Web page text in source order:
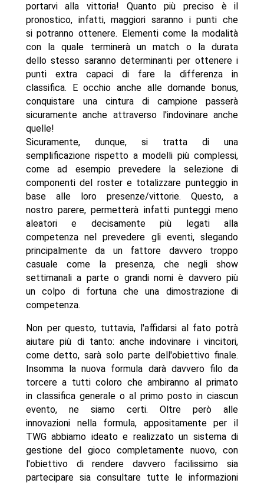
portarvi alla vittoria! Quanto più preciso è il
pronostico, infatti, maggiori saranno i punti che
si potranno ottenere. Elementi come la modalità
con la quale terminerà un match o la durata
dello stesso saranno determinanti per ottenere i
punti extra capaci di fare la differenza in
classifica. E occhio anche alle domande bonus,
conquistare una cintura di campione passerà
sicuramente anche attraverso l'indovinare anche
quelle!
Sicuramente, dunque, si tratta di una
semplificazione rispetto a modelli più complessi,
come ad esempio prevedere la selezione di
componenti del roster e totalizzare punteggio in
base alle loro presenze/vittorie. Questo, a
nostro parere, permetterà infatti punteggi meno
aleatori e decisamente più legati alla
competenza nel prevedere gli eventi, slegando
principalmente da un fattore davvero troppo
casuale come la presenza, che negli show
settimanali a parte o grandi nomi è davvero più
un colpo di fortuna che una dimostrazione di
competenza.
Non per questo, tuttavia, l'affidarsi al fato potrà
aiutare più di tanto: anche indovinare i vincitori,
come detto, sarà solo parte dell'obiettivo finale.
Insomma la nuova formula darà davvero filo da
torcere a tutti coloro che ambiranno al primato
in classifica generale o al primo posto in ciascun
evento, ne siamo certi. Oltre però alle
innovazioni nella formula, appositamente per il
TWG abbiamo ideato e realizzato un sistema di
gestione del gioco completamente nuovo, con
l'obiettivo di rendere davvero facilissimo sia
partecipare sia consultare tutte le informazioni